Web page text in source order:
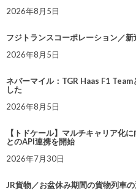
2026年8月5日
フジトランスコーポレーション／
2026年8月5日
ネバーマイル：TGR Haas F1
した
2026年8月5日
【トドケール】マルチキャリア化
とのAPI連携を開始
2026年7月30日
JR貨物／お盆休み期間の貨物列車